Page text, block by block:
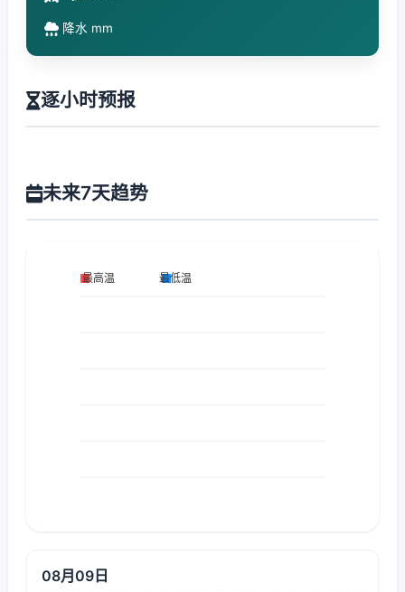
降水 mm
逐小时预报
未来7天趋势
08月09日